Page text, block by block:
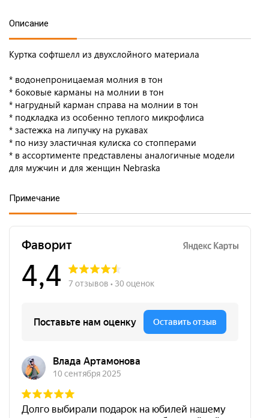
Описание
Куртка софтшелл из двухслойного материала
* водонепроницаемая молния в тон
* боковые карманы на молнии в тон
* нагрудный карман справа на молнии в тон
* подкладка из особенно теплого микрофлиса
* застежка на липучку на рукавах
* по низу эластичная кулиска со стопперами
* в ассортименте представлены аналогичные модели
для мужчин и для женщин Nebraska
Примечание